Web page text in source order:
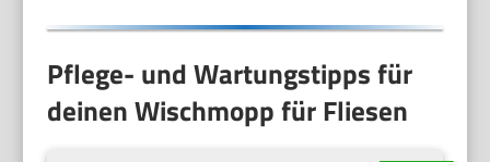
Pflege- und Wartungstipps für
deinen Wischmopp für Fliesen